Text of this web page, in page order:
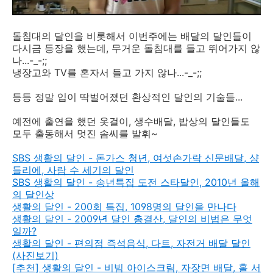
돌침대의 달인을 비롯해서 이번주에는 배달의 달인들이
다시금 등장을 했는데, 무거운 돌침대를 들고 뛰어가지 않
나...-_-;;
냉장고와 TV를 혼자서 들고 가지 않나...-_-;;
등등 정말 입이 딱벌어졌던 환상적인 달인의 기술들...
예전에 출연을 했던 옷걸이, 생수배달, 밥상의 달인들도
모두 출동해서 멋진 솜씨를 발휘~
SBS 생활의 달인 - 돈가스 청년, 여섯손가락 신문배달, 샹
들리에, 사람 수 세기의 달인
SBS 생활의 달인 - 송년특집 도전 스타달인, 2010년 올해
의 달인상
생활의 달인 - 200회 특집, 1098명의 달인을 만나다
생활의 달인 - 2009년 달인 총결산, 달인의 비법은 무엇
일까?
생활의 달인 - 편의점 즉석음식, 다트, 자전거 배달 달인
(사진보기)
[추천] 생활의 달인 - 비빔 아이스크림, 자장면 배달, 홀 서